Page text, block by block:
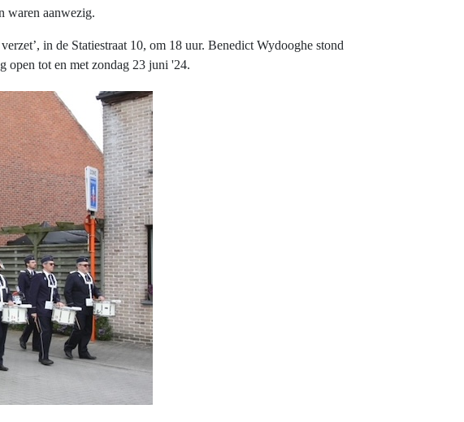
waren aanwezig.
in de Statiestraat 10, om 18 uur. Benedict Wydooghe stond
open tot en met zondag 23 juni '24.